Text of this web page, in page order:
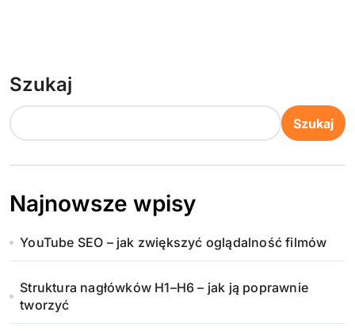
Szukaj
Szukaj
Najnowsze wpisy
YouTube SEO – jak zwiększyć oglądalność filmów
Struktura nagłówków H1–H6 – jak ją poprawnie
tworzyć